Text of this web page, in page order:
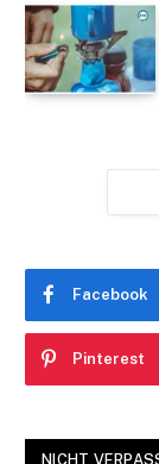
Facebook
Pinterest
NICHT